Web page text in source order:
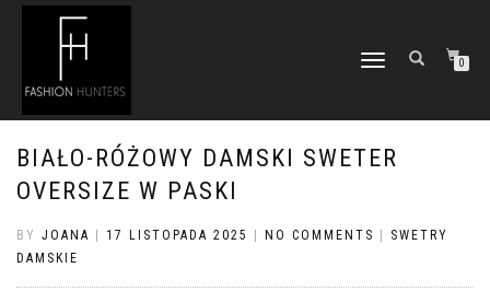
TOGGLE
0
BIAŁO-RÓŻOWY DAMSKI SWETER
OVERSIZE W PASKI
BY JOANA 17 LISTOPADA 2025 NO COMMENTS
SWETRY
DAMSKIE